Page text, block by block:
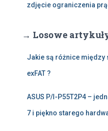
zdjęcie ograniczenia
→ Losowe
Jakie są różnice między
exFAT ?
ASUS P/I-P55T2P4 –
7 i piękno starego